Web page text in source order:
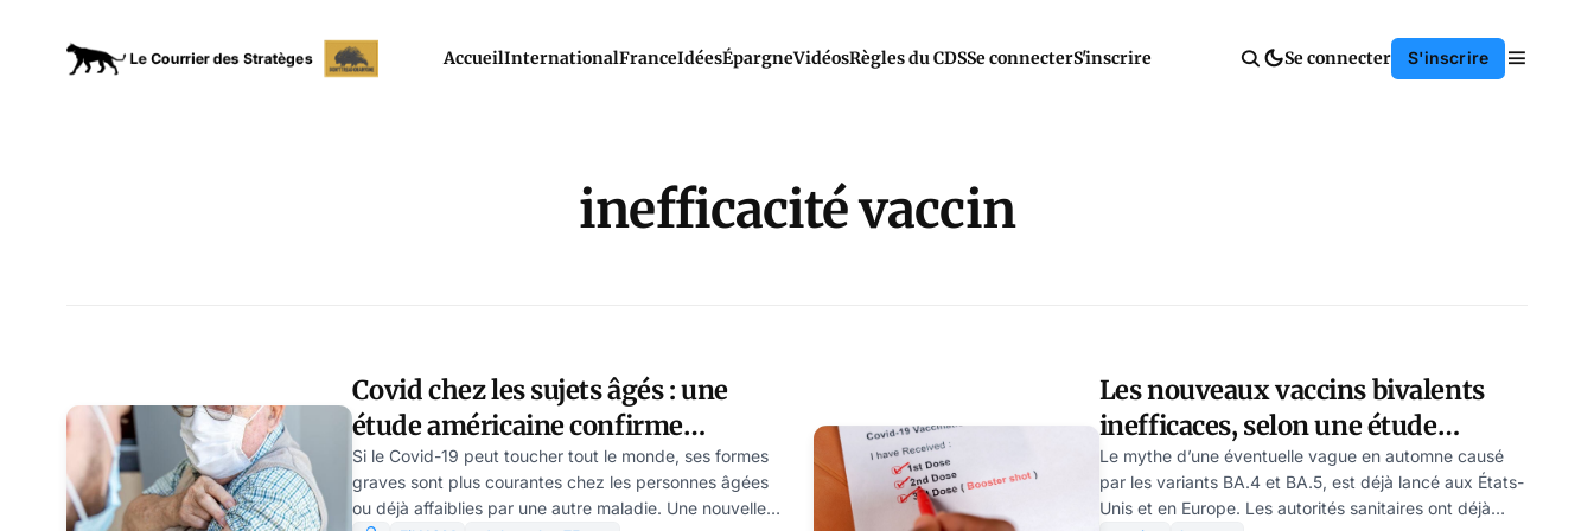
AccueilInternationalFranceIdéesÉpargneVidéosRègles du CDSSe connecterS'inscrire Se connecter S'inscrire
inefficacité vaccin
Covid chez les sujets âgés : une
étude américaine confirme
l’inefficacité des injections COVID
Si le Covid-19 peut toucher tout le monde, ses formes
graves sont plus courantes chez les personnes âgées
ou déjà affaiblies par une autre maladie. Une nouvelle
Les nouveaux vaccins bivalents
inefficaces, selon une étude
américaine
Le mythe d’une éventuelle vague en automne causé
par les variants BA.4 et BA.5, est déjà lancé aux États-
Unis et en Europe. Les autorités sanitaires ont déjà